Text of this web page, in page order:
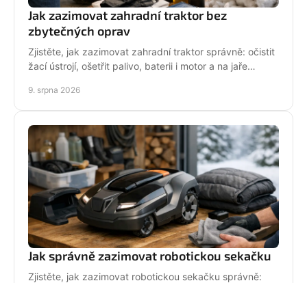
Jak zazimovat zahradní traktor bez
zbytečných oprav
Zjistěte, jak zazimovat zahradní traktor správně: očistit
žací ústrojí, ošetřit palivo, baterii i motor a na jaře
9. srpna 2026
Jak správně zazimovat robotickou sekačku
Zjistěte, jak zazimovat robotickou sekačku správně: